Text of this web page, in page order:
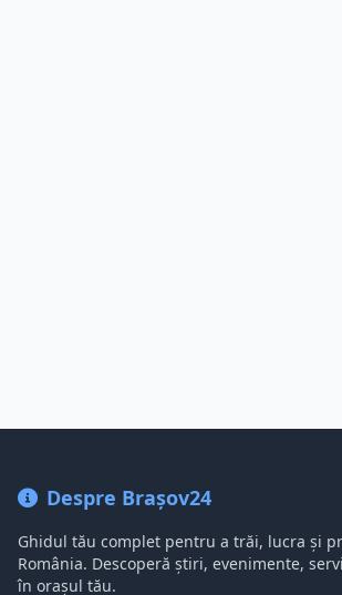
Despre Brașov24
Ghidul tău complet pentru a trăi, lucra și
România. Descoperă știri, evenimente,
în orașul tău.